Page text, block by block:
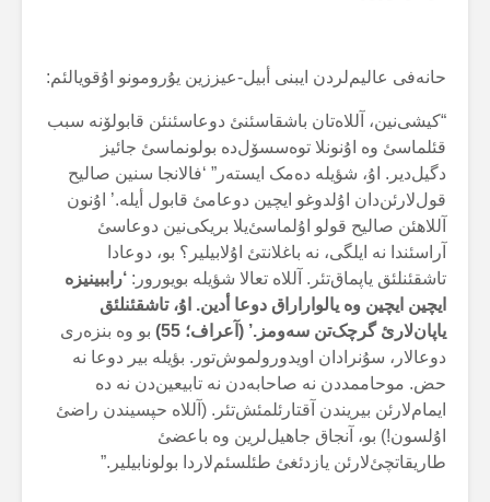
حانەفی عالیم‌لردن ایبنی أبیل-عیززین یۇرومونو اۇقویالئم:
“کیشی‌نین، آللاەتان باشقاسئنئ دوعاسئنئن قابولۆنە سبب
قئلماسئ وە اۇنونلا توەسسۆل‌دە بولونماسئ جائیز
دگیل‌دیر. اۇ، شؤیلە دەمک ایستەر” ‘فالانجا سنین صالیح
قول‌لارئن‌دان اۇلدوغو ایچین دوعامئ قابول أیلە.’ اۇنون
آللاهئن صالیح قولو اۇلماسئ‌یلا بریکی‌نین دوعاسئ
آراسئندا نە ایلگی، نە باغلانتئ اۇلابیلیر؟ بو، دوعادا
تاشقئنلئق یاپماق‌تئر. آللاە تعالا شؤیلە بویورور: ‘راببینیزە
ایچین ایچین وە یالواراراق دوعا أدین. اۇ، تاشقئنلئق
یاپان‌لارئ گرچک‌تن سەومز.’ (آعراف؛ 55
) بو وە بنزەری
دوعالار، سۇنرادان اویدورولموش‌تور. بؤیلە بیر دوعا نە
حض. موحاممددن نە صاحابەدن نە تابیعین‌دن نە دە
ایمام‌لارئن بیریندن آقتارئلمئش‌تئر. (آللاە حپسیندن راضئ
اۇلسون!) بو، آنجاق جاهیل‌لرین وە باعضئ
طاریقاتچئ‌لارئن یازدئغئ طئلسئم‌لاردا بولونابیلیر.”